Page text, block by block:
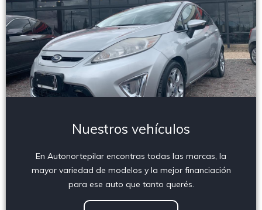
Nuestros vehículos
En Autonortepilar encontras todas las marcas, la
mayor variedad de modelos y la mejor financiación
para ese auto que tanto querés.